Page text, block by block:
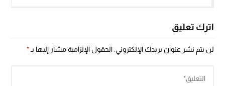
اترك تعليق
لن يتم نشر عنوان بريدك الإلكتروني. الحقول الإلزامية مشار إليها بـ*